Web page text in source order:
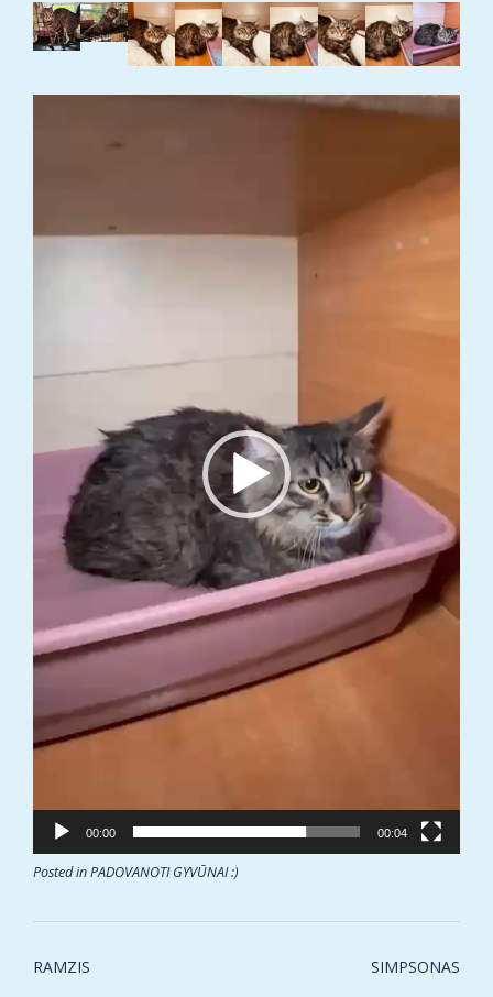
00:00 00:04
Posted inPADOVANOTI GYVŪNAI :)
Post
RAMZIS SIMPSONAS